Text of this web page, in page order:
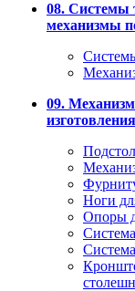
08. Системы
механизмы
09.
Ноги
Опоры